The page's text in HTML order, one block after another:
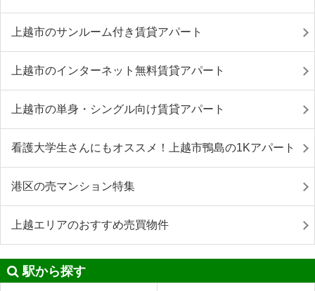
上越市のサンルーム付き賃貸アパート
上越市のインターネット無料賃貸アパート
上越市の単身・シングル向け賃貸アパート
看護大学生さんにもオススメ！上越市鴨島の1Kアパート
港区の売マンション特集
上越エリアのおすすめ売買物件
駅から探す